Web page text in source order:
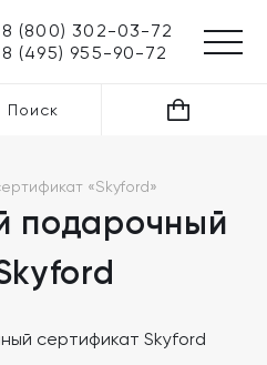
8 (800) 302-03-72
8 (495) 955-90-72
Поиск
«Skyford»
подарочный